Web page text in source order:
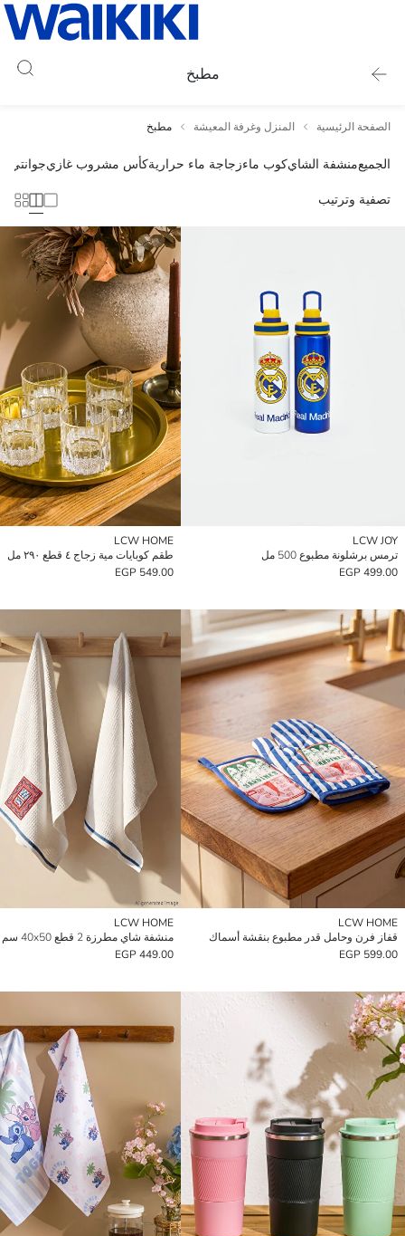
مطبخ
الصفحة الرئيسية المنزل وغرفة المعيشة مطبخ
الجميعمنشفة الشايكوب ماءزجاجة ماء حراريةكأس مشروب غازيجوانتي
تصفية وترتيب
LCW JOY
ترمس برشلونة مطبوع 500 مل
499.00 EGP
LCW HOME
طقم كوبايات مية زجاج ٤ قطع ٢٩٠ مل
549.00 EGP
LCW HOME
قفاز فرن وحامل قدر مطبوع بنقشة أسماك
599.00 EGP
LCW HOME
منشفة شاي مطرزة 2 قطع 40x50 سم
449.00 EGP